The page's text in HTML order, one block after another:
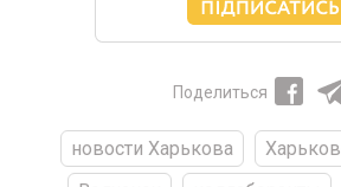
Поделиться
новости Харькова